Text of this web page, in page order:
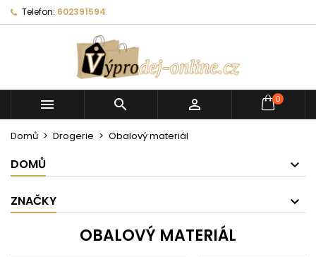
Telefon: 602391594
   0
Domů Drogerie Obalový materiál
DOMŮ
ZNAČKY
OBALOVÝ MATERIÁL